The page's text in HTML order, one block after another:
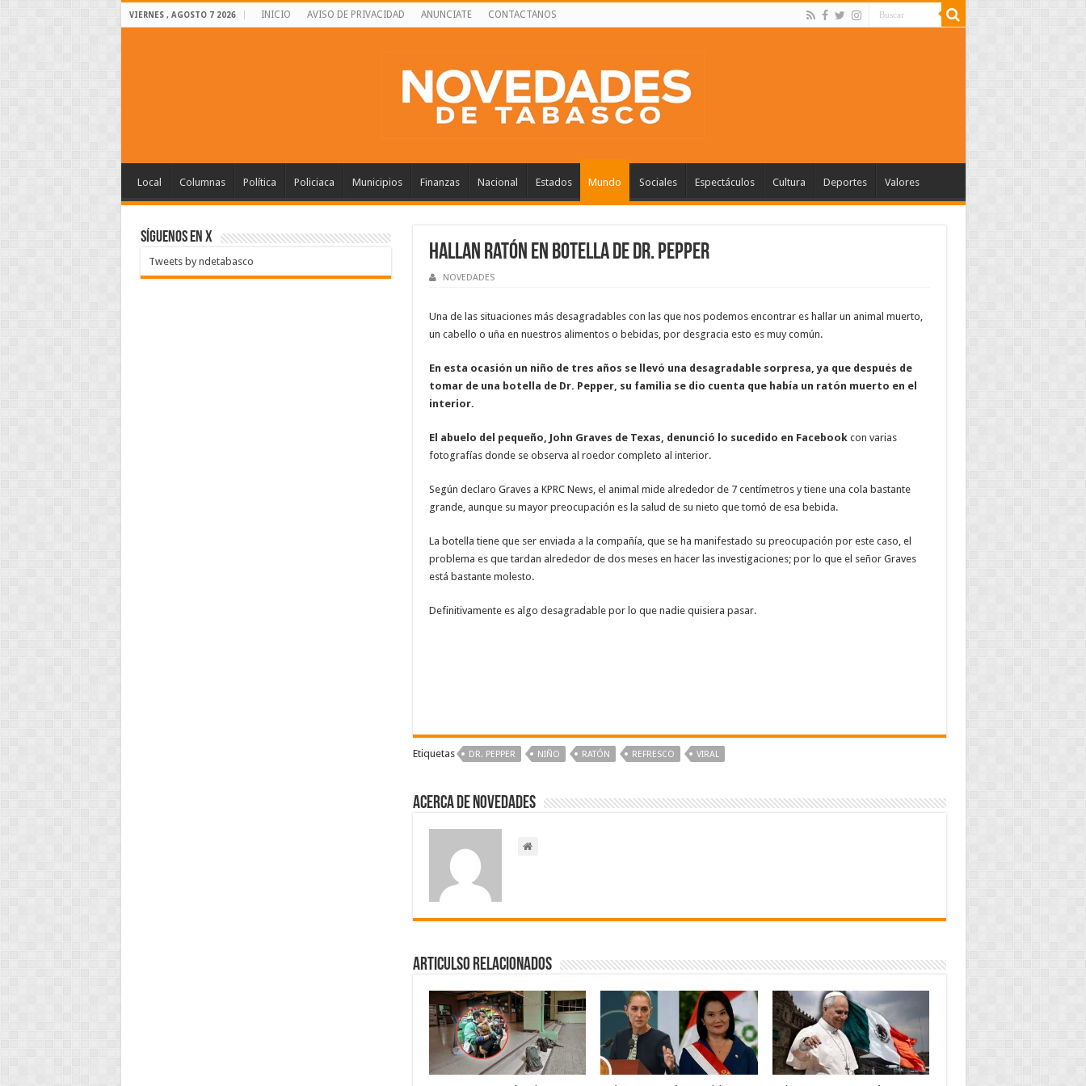
VIERNES , AGOSTO 7 2026 INICIO AVISO DE PRIVACIDAD ANUNCIATE CONTACTANOS
Local Columnas Política Policiaca Municipios Finanzas Nacional Estados Mundo Sociales Espectáculos Cultura Deportes Valores
Hallan ratón en botella de Dr. Pepper
NOVEDADES
Una de las situaciones más desagradables con las que nos podemos encontrar es hallar un animal muerto,
un cabello o uña en nuestros alimentos o bebidas, por desgracia esto es muy común.
En esta ocasión un niño de tres años se llevó una desagradable sorpresa, ya que después de
tomar de una botella de Dr. Pepper, su familia se dio cuenta que había un ratón muerto en el
interior.
El abuelo del pequeño, John Graves de Texas, denunció lo sucedido en Facebookcon varias
fotografías donde se observa al roedor completo al interior.
Según declaro Graves a KPRC News, el animal mide alrededor de 7 centímetros y tiene una cola bastante
grande, aunque su mayor preocupación es la salud de su nieto que tomó de esa bebida.
La botella tiene que ser enviada a la compañía, que se ha manifestado su preocupación por este caso, el
problema es que tardan alrededor de dos meses en hacer las investigaciones; por lo que el señor Graves
está bastante molesto.
Definitivamente es algo desagradable por lo que nadie quisiera pasar.
Etiquetas DR. PEPPER NIÑO RATÓN REFRESCO VIRAL
Acerca de NOVEDADES
Articulso Relacionados
SÍGUENOS EN X
Tweets by ndetabasco